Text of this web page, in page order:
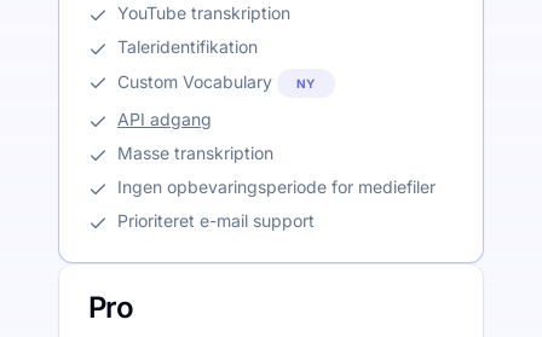
YouTube transkription
Taleridentifikation
Custom Vocabulary
NY
API adgang
Masse transkription
Ingen opbevaringsperiode for mediefiler
Prioriteret e-mail support
Pro